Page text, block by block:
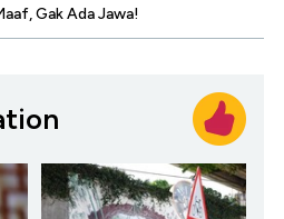
Gak Ada Jawa!